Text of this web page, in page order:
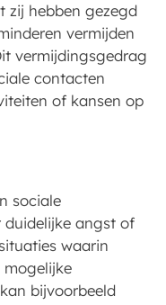
zij hebben gezegd
vermijden
vermijdingsgedrag
contacten
of kansen op
sociale
angst of
waarin
bijvoorbeeld